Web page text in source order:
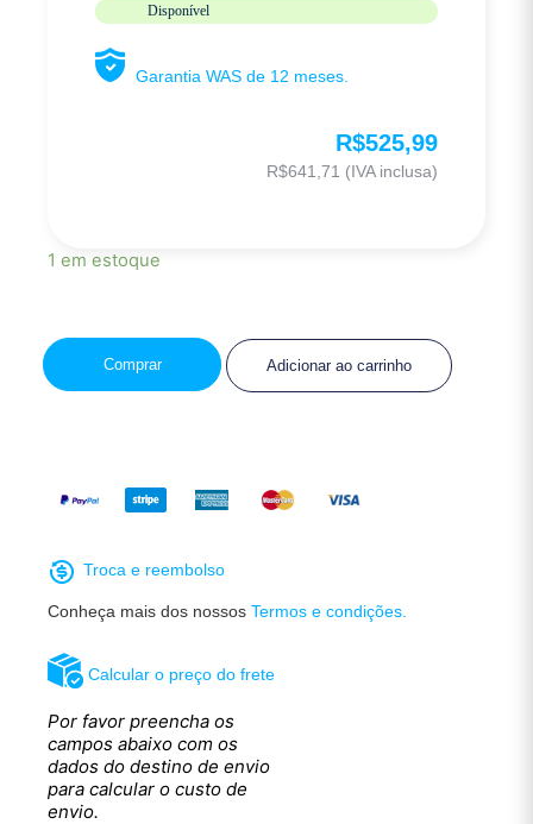
Disponível
Garantia WAS de 12 meses.
R$525,99
R$641,71 (IVA inclusa)
1 em estoque
Adicionar ao carrinho
Comprar
Calcular o preço do frete
Por favor preencha os
campos abaixo com os
dados do destino de envio
para calcular o custo de
envio.
Troca e reembolso
Conheça mais dos nossos Termos e condições.